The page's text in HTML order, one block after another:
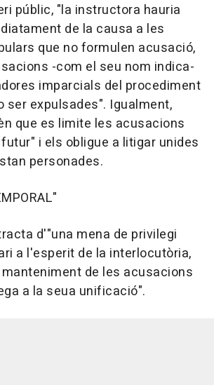
públic, "la instructora hauria
de la causa a les
que no formulen acusació,
-com el seu nom indica-
imparcials del procediment
ser expulsades". Igualment,
que es limite les acusacions
i els obligue a litigar unides
personades.
d'"una mena de privilegi
a l'esperit de la interlocutòria,
de les acusacions
a la seua unificació".